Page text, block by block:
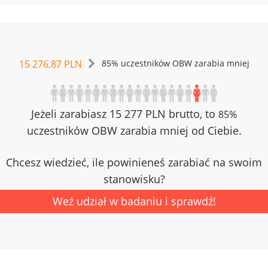
15 276,87 PLN 85% uczestników OBW zarabia mniej
Jeżeli zarabiasz 15 277 PLN brutto, to 85%
uczestników OBW zarabia mniej od Ciebie.
Chcesz wiedzieć, ile powinieneś zarabiać na swoim
stanowisku?
Weź udział w badaniu i sprawdź!